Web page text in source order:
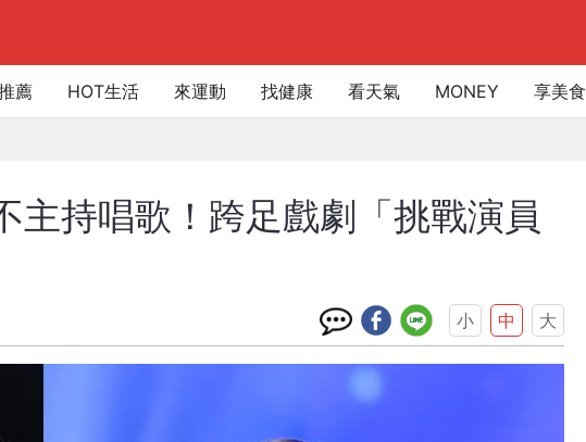
薦 HOT生活 來運動 找健康 看天氣 MONEY 享美食
主持唱歌！跨足戲劇「挑戰演員
小 中 大